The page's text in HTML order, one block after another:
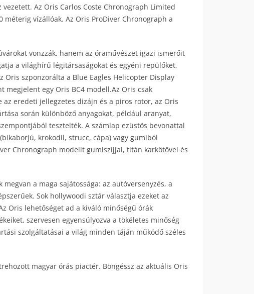
Az Oris Carlos Coste Chronograph Limited
vízállóak. Az Oris ProDiver Chronograph a
vonzzák, hanem az óraművészet igazi ismerőit
a világhírű légitársaságokat és egyéni repülőket,
Oris szponzorálta a Вlue Eagles Helicopter Display
egy Oris BC4 modell.Az Oris csak
eredeti jellegzetes dizájn és a piros rotor, az Oris
során különböző anyagokat, például aranyat,
tesztelték. A számlap ezüstös bevonattal
krokodil, strucc, cápa) vagy gumiból
Chronograph modellt gumiszíjjal, titán karkötővel és
a maga sajátossága: az autóversenyzés, a
Sok hollywoodi sztár választja ezeket az
Oris lehetőséget ad a kiváló minőségű órák
szervesen egyensúlyozva a tökéletes minőség
szolgáltatásai a világ minden táján működő széles
magyar órás piactér. Böngéssz az aktuális Oris